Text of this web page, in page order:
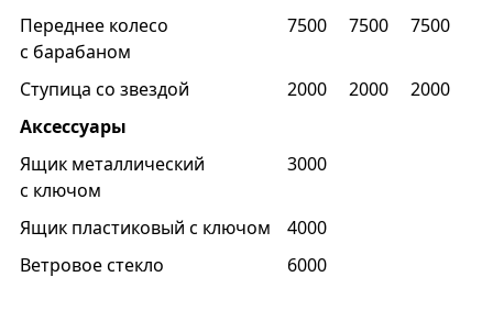
Переднее колесо
с барабаном
7500 7500 7500
Ступица со звездой 2000 2000
2000
Аксессуары
Ящик металлический
с ключом
3000
Ящик пластиковый с ключом
4000
Ветровое стекло
6000